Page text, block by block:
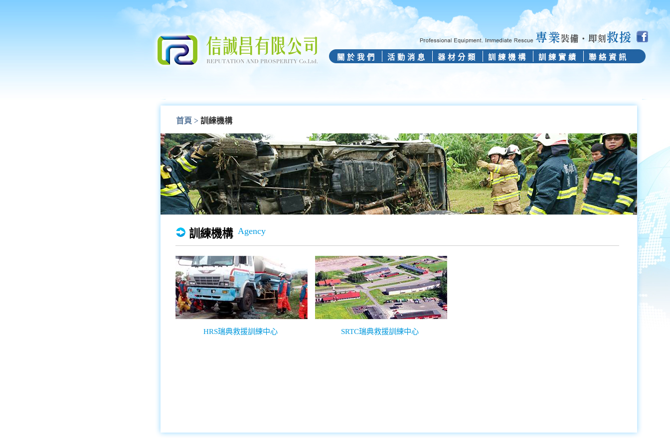
關於我們 活動消息 器材分類 訓練機構 訓練實績 聯絡資訊
首頁 > 訓練機構
訓練機構 Agency
HRS瑞典救援訓練中心 SRTC瑞典救援訓練中心